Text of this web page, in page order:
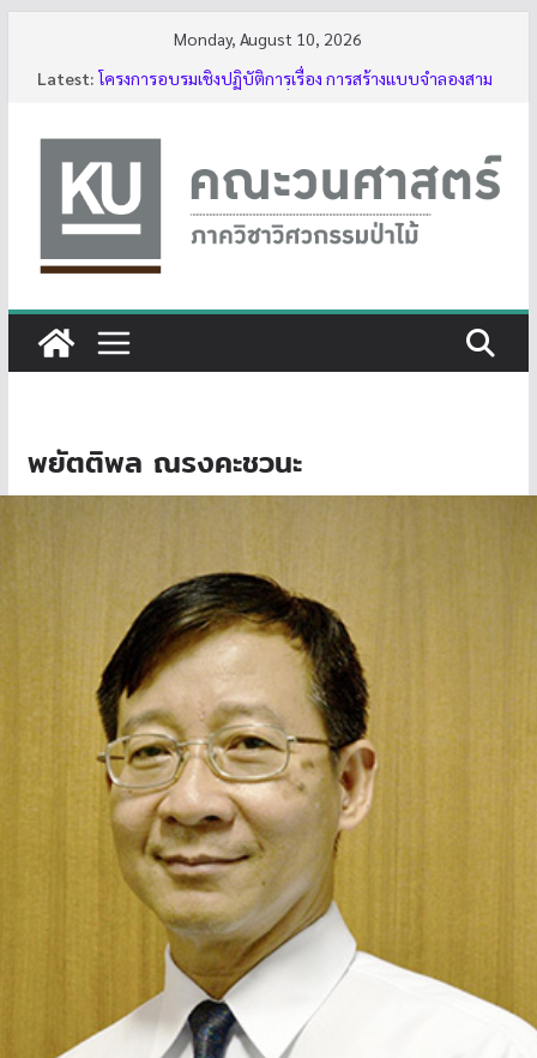
Monday, August 10, 2026
Latest: โครงการอบรมเชิงปฏิบัติการเรื่อง การสร้างแบบจำลองสาม
กิจกรรมนิสิต ปีการศึกษา 2569
ทุนสนับสนุนโครงงานนิสิตผ่านอาจารย์ที่ปรึกษา
บรรยากาศการอบรมเชิงปฏิบัติการเรื่อง การสร้างแบบ
จำลองสามมิติของต้นไม้ด้วย LiDAR รุ่นที่ 5
พยัตติพล ณรงคะชวนะ